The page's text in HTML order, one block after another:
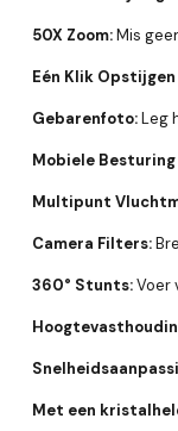
50X Zoom:Mis
Eén Klik Opstijgen
Gebarenfoto:Leg
Mobiele Besturing
Multipunt
Camera Filters:
360° Stunts:Voer
Met een